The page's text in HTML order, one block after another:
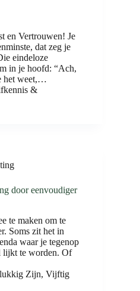
en Vertrouwen! Je
dat zeg je
eindeloze
in je hoofd: “Ach,
het weet,…
&
door eenvoudiger
te maken om te
Soms zit het in
waar je tegenop
lijkt te worden. Of
Zijn, Vijftig